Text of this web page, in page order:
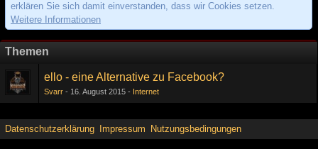
erklären Sie sich damit einverstanden, dass wir Cookies setzen.
Weitere Informationen
Themen
ello - eine Alternative zu Facebook?
Svarr 16. August 2015 Internet
Datenschutzerklärung Impressum Nutzungsbedingungen